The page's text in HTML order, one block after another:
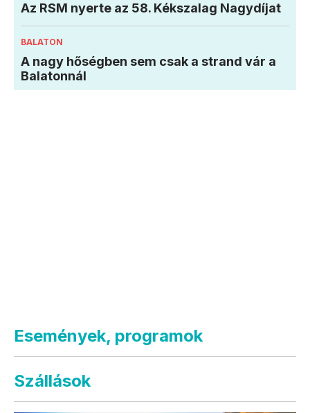
Az RSM nyerte az 58. Kékszalag Nagydíjat
BALATON
A nagy hőségben sem csak a strand vár a
Balatonnál
Események, programok
Szállások